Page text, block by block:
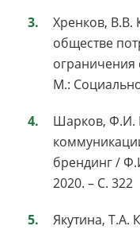
Хренков, В.В.
обществе
ограничения
М.:
Шарков, Ф.И.
брендинг /
2020. – С. 322
Якутина, Т.А.